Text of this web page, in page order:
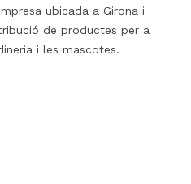
ubicada a Girona i
de productes per a
i les mascotes.